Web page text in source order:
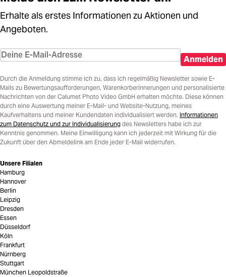
Erhalte als erstes Informationen zu Aktionen und
Angeboten.
Anmelden
Durch die Anmeldung stimme ich zu, dass ich regelmäßig Newsletter sowie E-
Mails zu Bewertungsaufforderungen, Warenkorberinnerungen und personalisierte
Nachrichten von der Calumet Photo Video GmbH erhalten möchte. Diese können
durch eine Auswertung meiner E-Mail- und Website-Nutzung, meines
Kaufverhaltens und meiner Kundendaten individualisiert werden. Informationen
zum Datenschutz und zur Individualisierung des Newsletters habe ich zur
Kenntnis genommen. Meine Einwilligung kann ich jederzeit mit Wirkung für die
Zukunft über den Abmeldelink am Ende jeder E-Mail widerrufen.
Unsere Filialen
Hamburg
Hannover
Berlin
Leipzig
Dresden
Essen
Düsseldorf
Köln
Frankfurt
Nürnberg
Stuttgart
München Leopoldstraße